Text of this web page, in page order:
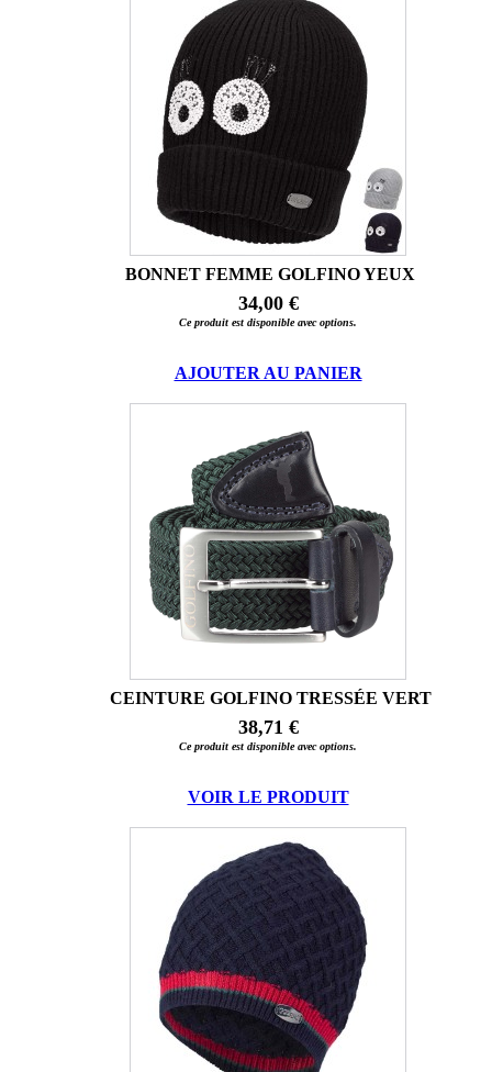
BONNET FEMME GOLFINO YEUX
34,00 €
Ce produit est disponible avec options.
AJOUTER AU PANIER
CEINTURE GOLFINO TRESSÉE VERT
38,71 €
Ce produit est disponible avec options.
VOIR LE PRODUIT